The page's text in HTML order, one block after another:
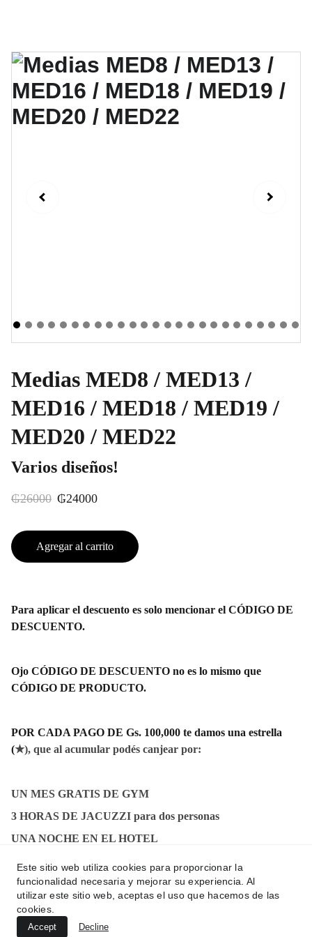
Medias MED8 / MED13 /
MED16 / MED18 / MED19 /
MED20 / MED22
Varios diseños!
₲26000 ₲24000
Agregar al carrito
Para aplicar el descuento es solo mencionar el CÓDIGO DE
DESCUENTO.
Ojo CÓDIGO DE DESCUENTO no es lo mismo que
CÓDIGO DE PRODUCTO.
POR CADA PAGO DE Gs. 100,000 te damos una estrella
(★), que al acumular podés canjear por:
UN MES GRATIS DE GYM
3 HORAS DE JACUZZI para dos personas
UNA NOCHE EN EL HOTEL
Este sitio web utiliza cookies para proporcionar la
funcionalidad necesaria y mejorar su experiencia. Al
utilizar este sitio web, aceptas el uso que hacemos de las
cookies.
Accept Decline